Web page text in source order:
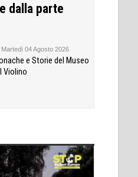
dalla parte
Martedì 04 Agosto 2026
e Storie del Museo
Violino